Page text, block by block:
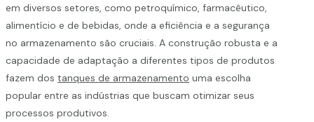
em diversos setores, como petroquímico, farmacêutico,
alimentício e de bebidas, onde a eficiência e a segurança
no armazenamento são cruciais. A construção robusta e a
capacidade de adaptação a diferentes tipos de produtos
fazem dos tanques de armazenamento uma escolha
popular entre as indústrias que buscam otimizar seus
processos produtivos.